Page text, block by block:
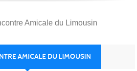
Amicale du Limousin
AMICALE DU LIMOUSIN